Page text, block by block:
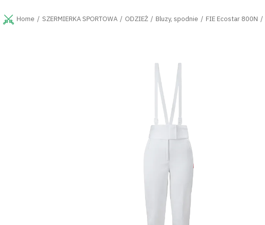
do
treściHome SZERMIERKA SPORTOWA ODZIEŻ Bluzy, spodnie FIE Ecostar 800N